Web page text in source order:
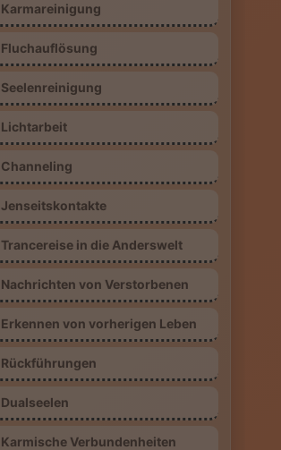
Karmareinigung
Fluchauflösung
Seelenreinigung
Lichtarbeit
Channeling
Jenseitskontakte
Trancereise in die Anderswelt
Nachrichten von Verstorbenen
Erkennen von vorherigen Leben
Rückführungen
Dualseelen
Karmische Verbundenheiten